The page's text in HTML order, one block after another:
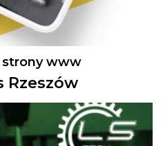
strony www
Rzeszów